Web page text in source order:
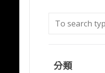
分類